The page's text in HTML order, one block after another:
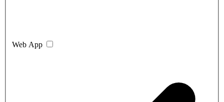
Web App